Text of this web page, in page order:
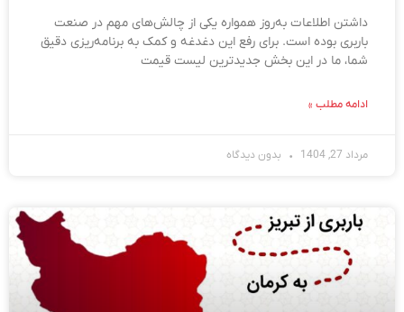
داشتن اطلاعات به‌روز همواره یکی از چالش‌های مهم در صنعت
باربری بوده است. برای رفع این دغدغه و کمک به برنامه‌ریزی دقیق
شما، ما در این بخش جدیدترین لیست قیمت
ادامه مطلب »
مرداد 27, 1404 بدون دیدگاه